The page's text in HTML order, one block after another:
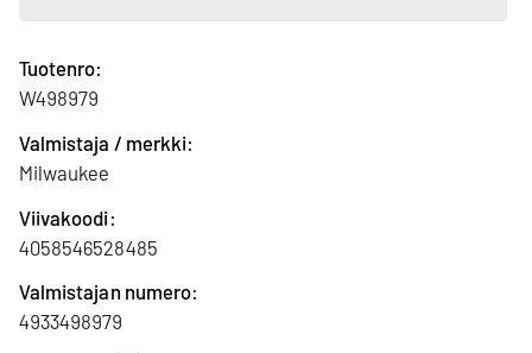
Tuotenro:
W498979
Valmistaja / merkki:
Milwaukee
Viivakoodi:
4058546528485
Valmistajan numero:
4933498979